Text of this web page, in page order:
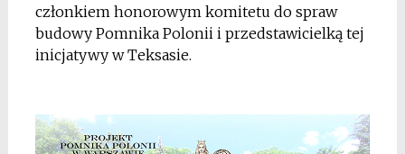
członkiem honorowym komitetu do spraw
budowy Pomnika Polonii i przedstawicielką tej
inicjatywy w Teksasie.